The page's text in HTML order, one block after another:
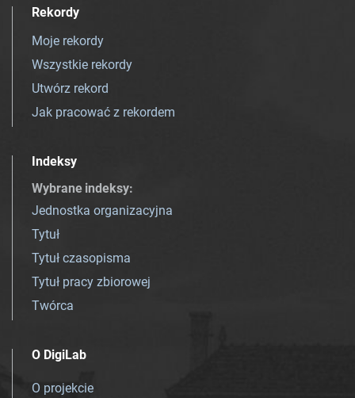
Rekordy
Moje rekordy
Wszystkie rekordy
Utwórz rekord
Jak pracować z rekordem
Indeksy
Wybrane indeksy:
Jednostka organizacyjna
Tytuł
Tytuł czasopisma
Tytuł pracy zbiorowej
Twórca
O DigiLab
O projekcie